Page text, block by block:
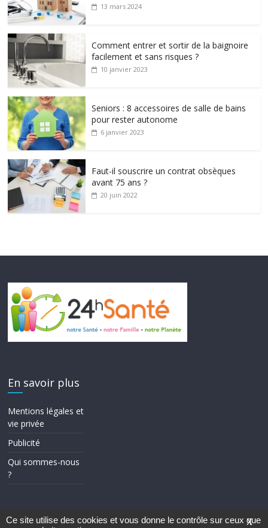
13 mars 2024
Comment entrer et sortir de la baignoire
facilement et sans risques ?
10 janvier 2023
Seniors : 8 accessoires de salle de bains
pour rester autonome
6 janvier 2023
Faut-il souscrire un contrat obsèques
avant 75 ans ?
20 juin 2022
En savoir plus
Mentions légales et
vie privée
Publicité
Qui sommes-nous
?
X
Ce site utilise des cookies et vous donne le contrôle sur ceux que